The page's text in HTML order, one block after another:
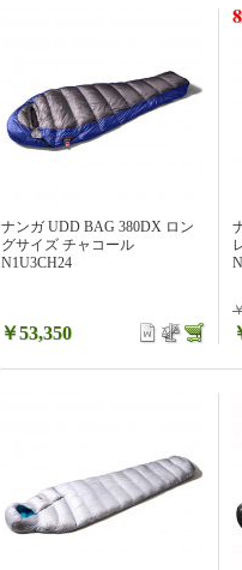
ナンガ UDD BAG 380DX ロン
グサイズ チャコール
N1U3CH24
￥53,350
8